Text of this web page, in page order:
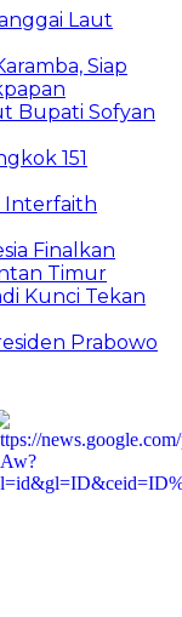
Laut
Siap
Bupati Sofyan
151
Interfaith
Finalkan
Timur
Kunci Tekan
Prabowo